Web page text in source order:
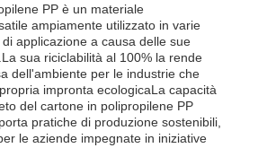
PP è un materiale
ampiamente utilizzato in varie
applicazione a causa delle sue
sua riciclabilità al 100% la rende
dell'ambiente per le industrie che
impronta ecologicaLa capacità
del cartone in polipropilene PP
pratiche di produzione sostenibili,
le aziende impegnate in iniziative